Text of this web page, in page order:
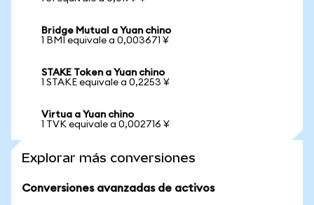
Bridge Mutual a Yuan chino
1 BMI equivale a 0,003671 ¥
STAKE Token a Yuan chino
1 STAKE equivale a 0,2253 ¥
Virtua a Yuan chino
1 TVK equivale a 0,002716 ¥
Explorar más conversiones
Conversiones avanzadas de activos